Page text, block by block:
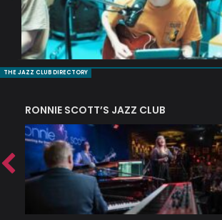
THE JAZZ CLUB DIRECTORY
RONNIE SCOTT’S JAZZ CLUB